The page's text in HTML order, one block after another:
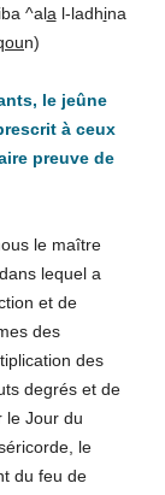
^ala l-ladhina
oun)
le jeûne
à ceux
preuve de
le maître
lequel a
et de
des
des
degrés et de
le Jour du
le
du feu de